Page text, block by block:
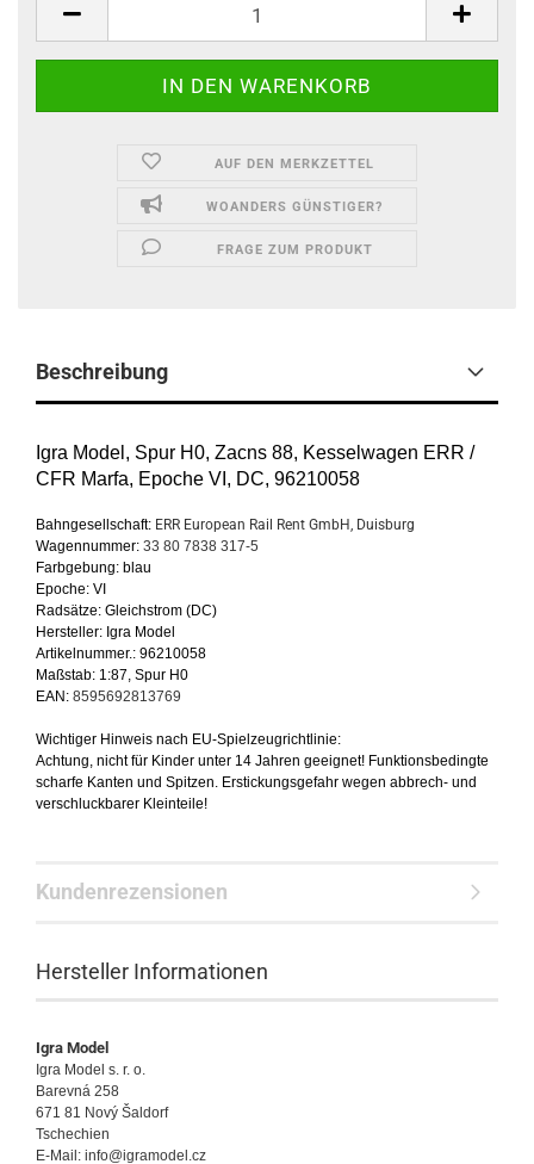
AUF DEN MERKZETTEL
WOANDERS GÜNSTIGER?
FRAGE ZUM PRODUKT
Beschreibung
Igra Model, Spur H0, Zacns 88, Kesselwagen ERR /
CFR Marfa, Epoche VI, DC, 96210058
Bahngesellschaft: ERR European Rail Rent GmbH, Duisburg
Wagennummer: 33 80 7838 317-5
Farbgebung: blau
Epoche: VI
Radsätze: Gleichstrom (DC)
Hersteller: Igra Model
Artikelnummer.: 96210058
Maßstab: 1:87, Spur H0
EAN: 8595692813769
Wichtiger Hinweis nach EU-Spielzeugrichtlinie:
Achtung, nicht für Kinder unter 14 Jahren geeignet! Funktionsbedingte
scharfe Kanten und Spitzen. Erstickungsgefahr wegen abbrech- und
verschluckbarer Kleinteile!
Kundenrezensionen
Hersteller Informationen
Igra Model
Igra Model s. r. o.
Barevná 258
671 81 Nový Šaldorf
Tschechien
E-Mail: info@igramodel.cz